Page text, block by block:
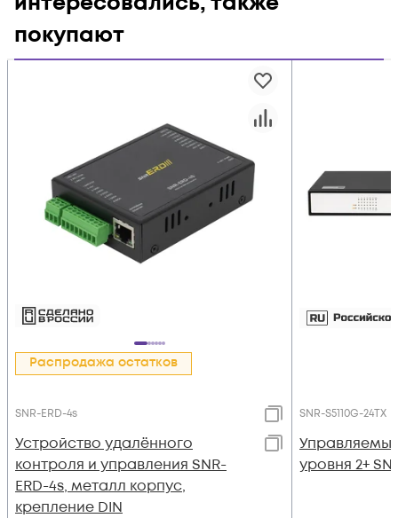
покупают
Распродажа остатков
SNR-ERD-4s
Устройство удалённого
контроля и управления SNR-
ERD-4s, металл корпус,
крепление DIN
SNR-S5110G-24TX
уровня 2+